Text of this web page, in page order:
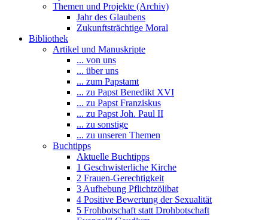
Themen und Projekte (Archiv)
Jahr des Glaubens
Zukunftsträchtige Moral
Bibliothek
Artikel und Manuskripte
... von uns
... über uns
... zum Papstamt
... zu Papst Benedikt XVI
... zu Papst Franziskus
... zu Papst Joh. Paul II
... zu sonstige
... zu unseren Themen
Buchtipps
Aktuelle Buchtipps
1 Geschwisterliche Kirche
2 Frauen-Gerechtigkeit
3 Aufhebung Pflichtzölibat
4 Positive Bewertung der Sexualität
5 Frohbotschaft statt Drohbotschaft